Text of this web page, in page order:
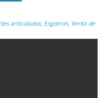
articulados, Ergotron, Venta de